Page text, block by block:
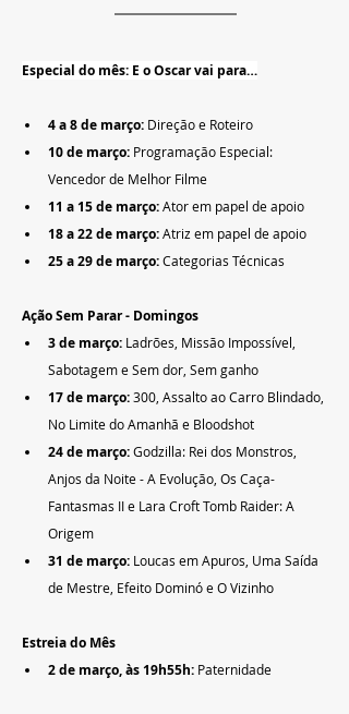
Especial do mês: E o Oscar vai para…
4 a 8 de março: Direção e Roteiro
10 de março: Programação Especial:
Vencedor de Melhor Filme
11 a 15 de março: Ator em papel de apoio
18 a 22 de março: Atriz em papel de apoio
25 a 29 de março: Categorias Técnicas
Ação Sem Parar - Domingos
3 de março: Ladrões, Missão Impossível,
Sabotagem e Sem dor, Sem ganho
17 de março: 300, Assalto ao Carro Blindado,
No Limite do Amanhã e Bloodshot
24 de março: Godzilla: Rei dos Monstros,
Anjos da Noite - A Evolução, Os Caça-
Fantasmas II e Lara Croft Tomb Raider: A
Origem
31 de março: Loucas em Apuros, Uma Saída
de Mestre, Efeito Dominó e O Vizinho
Estreia do Mês
2 de março, às 19h55h: Paternidade